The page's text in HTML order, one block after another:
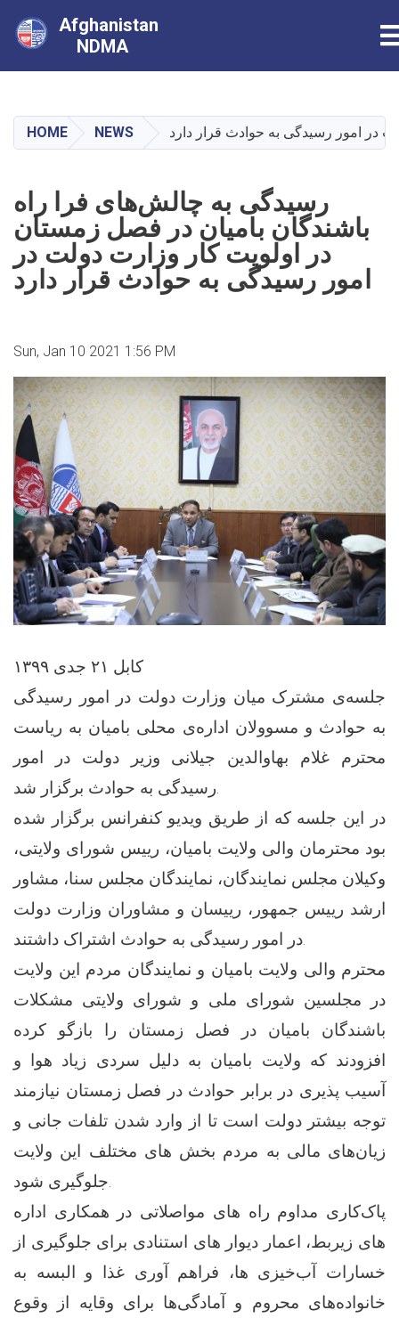
main
content
Afghanistan
NDMA
HOME NEWS در امور رسیدگی به حوادث قرار دارد
رسیدگی به چالش‌های فرا راه
باشندگان بامیان در فصل زمستان
در اولویت کار وزارت دولت در
امور رسیدگی به حوادث قرار دارد
Sun, Jan 10 2021 1:56 PM
کابل ۲۱ جدی ۱۳۹۹
جلسه‌ی مشترک میان وزارت دولت در امور رسیدگی
به حوادث و مسوولان اداره‌ی محلی بامیان به ریاست
محترم غلام بهاوالدین جیلانی وزیر دولت در امور
رسیدگی به حوادث برگزار شد.
در این جلسه که از طریق ویدیو کنفرانس برگزار شده
بود محترمان والی ولایت بامیان، رییس شورای ولایتی،
وکیلان مجلس نمایندگان، نمایندگان مجلس سنا، مشاور
ارشد رییس جمهور، رییسان و مشاوران وزارت دولت
در امور رسیدگی به حوادث اشتراک داشتند.
محترم والی ولایت بامیان و نمایندگان مردم این ولایت
در مجلسین شورای ملی و شورای ولایتی مشکلات
باشندگان بامیان در فصل زمستان را بازگو کرده
افزودند که ولایت بامیان به دلیل سردی زیاد هوا و
آسیب پذیری در برابر حوادث در فصل زمستان نیازمند
توجه بیشتر دولت است تا از وارد شدن تلفات جانی و
زیان‌های مالی به مردم بخش های مختلف این ولایت
جلوگیری شود.
پاک‌کاری مداوم راه های مواصلاتی در همکاری اداره
های زیربط، اعمار دیوار های استنادی برای جلوگیری از
خسارات آب‌خیزی ها، فراهم آوری غذا و البسه به
خانواده‌های محروم و آمادگی‌ها برای وقایه از وقوع